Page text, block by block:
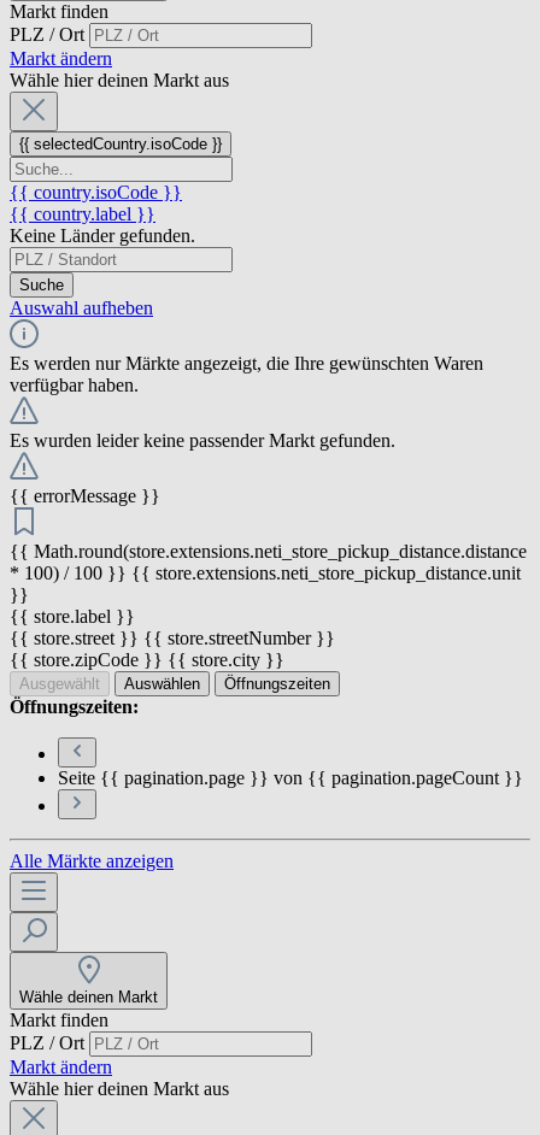
Markt finden
PLZ / Ort
Markt ändern
Wähle hier deinen Markt aus
{{ selectedCountry.isoCode }}
{{ country.isoCode }}
{{ country.label }}
Keine Länder gefunden.
Suche
Auswahl aufheben
Es werden nur Märkte angezeigt, die Ihre gewünschten Waren
verfügbar haben.
Es wurden leider keine passender Markt gefunden.
{{ errorMessage }}
{{ Math.round(store.extensions.neti_store_pickup_distance.distance
* 100) / 100 }} {{ store.extensions.neti_store_pickup_distance.unit
}}
{{ store.label }}
{{ store.street }} {{ store.streetNumber }}
{{ store.zipCode }} {{ store.city }}
Ausgewählt Auswählen Öffnungszeiten
Öffnungszeiten:
Seite {{ pagination.page }} von {{ pagination.pageCount }}
Alle Märkte anzeigen
Wähle deinen Markt
Markt finden
PLZ / Ort
Markt ändern
Wähle hier deinen Markt aus